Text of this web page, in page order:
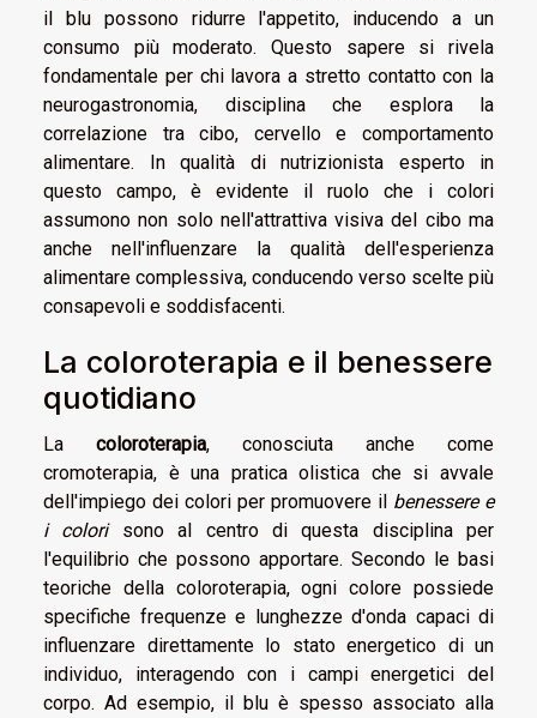
il blu possono ridurre l'appetito, inducendo a un
consumo più moderato. Questo sapere si rivela
fondamentale per chi lavora a stretto contatto con la
neurogastronomia, disciplina che esplora la
correlazione tra cibo, cervello e comportamento
alimentare. In qualità di nutrizionista esperto in
questo campo, è evidente il ruolo che i colori
assumono non solo nell'attrattiva visiva del cibo ma
anche nell'influenzare la qualità dell'esperienza
alimentare complessiva, conducendo verso scelte più
consapevoli e soddisfacenti.
La coloroterapia e il benessere
quotidiano
La coloroterapia, conosciuta anche come
cromoterapia, è una pratica olistica che si avvale
dell'impiego dei colori per promuovere il benessere e
i colorisono al centro di questa disciplina per
l'equilibrio che possono apportare. Secondo le basi
teoriche della coloroterapia, ogni colore possiede
specifiche frequenze e lunghezze d'onda capaci di
influenzare direttamente lo stato energetico di un
individuo, interagendo con i campi energetici del
corpo. Ad esempio, il blu è spesso associato alla